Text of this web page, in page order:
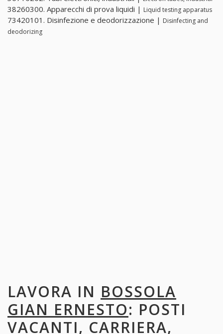
38260300. Apparecchi di prova liquidi | Liquid testing apparatus
73420101. Disinfezione e deodorizzazione | Disinfecting and
deodorizing
LAVORA IN BOSSOLA
GIAN ERNESTO: POSTI
VACANTI, CARRIERA,